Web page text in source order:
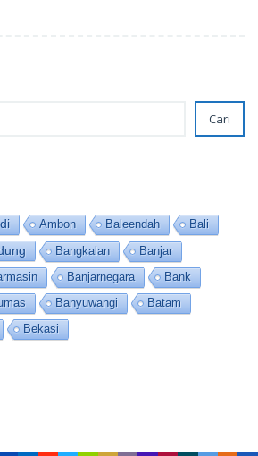
Cari
Ambon Baleendah
Bali
Bangkalan
Banjar
Banjarnegara
Bank
Banyuwangi
Batam
Bekasi